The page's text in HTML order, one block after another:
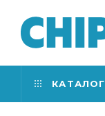
КАТАЛОГ